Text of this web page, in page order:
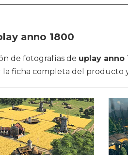
anno 1800
de fotografías de uplay anno
la ficha completa del producto